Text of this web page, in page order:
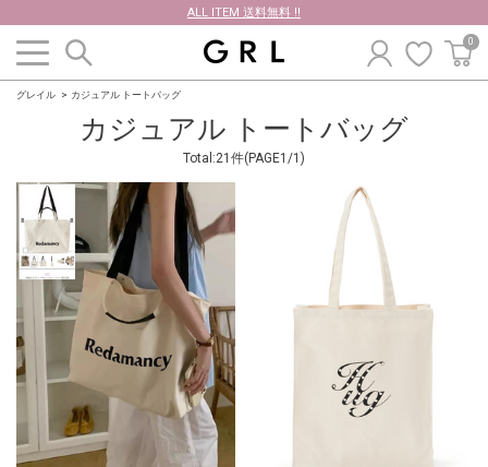
ALL ITEM 送料無料 !!
0
グレイル カジュアル トートバッグ
カジュアル トートバッグ
Total:21件(PAGE1/1)